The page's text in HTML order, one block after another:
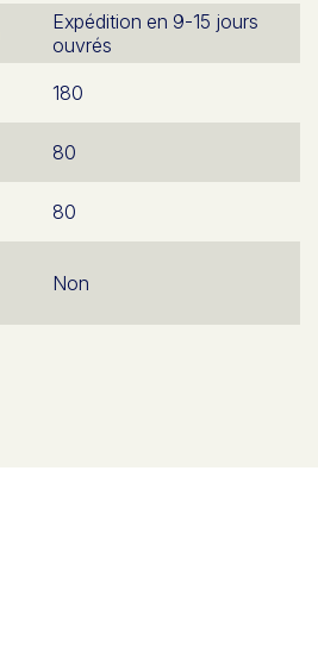
Expédition en 9-15 jours
ouvrés
180
80
80
Non